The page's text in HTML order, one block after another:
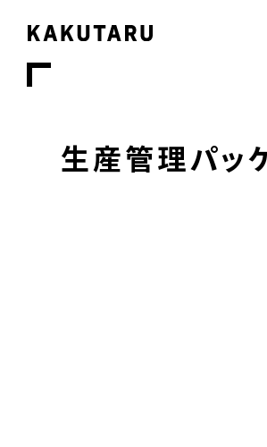
生産管理パッ